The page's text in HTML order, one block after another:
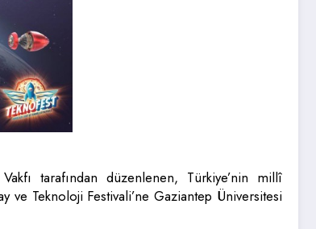
tarafından düzenlenen, Türkiye’nin millî
ve Teknoloji Festivali’ne Gaziantep Üniversitesi